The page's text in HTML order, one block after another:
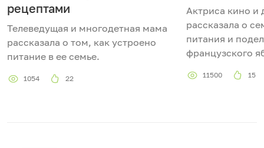
рецептами
Телеведущая и многодетная мама
рассказала о том, как устроено
питание в ее семье.
1054 22
Актриса кино и
рассказала о
питания и
французского
11500 15